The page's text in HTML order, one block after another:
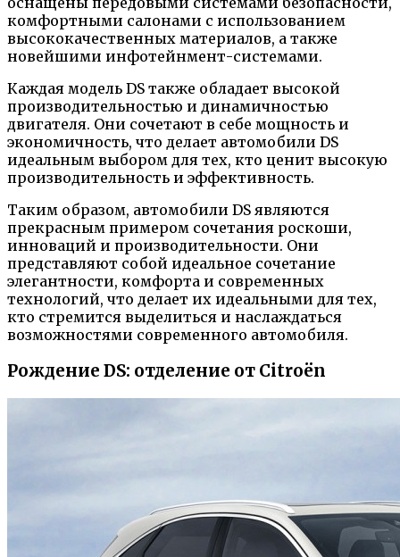
комфортными салонами с использованием
высококачественных материалов, а также
новейшими инфотейнмент-системами.
Каждая модель DS также обладает высокой
производительностью и динамичностью
двигателя. Они сочетают в себе мощность и
экономичность, что делает автомобили DS
идеальным выбором для тех, кто ценит высокую
производительность и эффективность.
Таким образом, автомобили DS являются
прекрасным примером сочетания роскоши,
инноваций и производительности. Они
представляют собой идеальное сочетание
элегантности, комфорта и современных
технологий, что делает их идеальными для тех,
кто стремится выделиться и наслаждаться
возможностями современного автомобиля.
Рождение DS: отделение от Citroën